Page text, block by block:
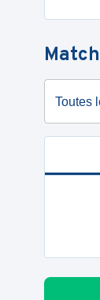
Toutes